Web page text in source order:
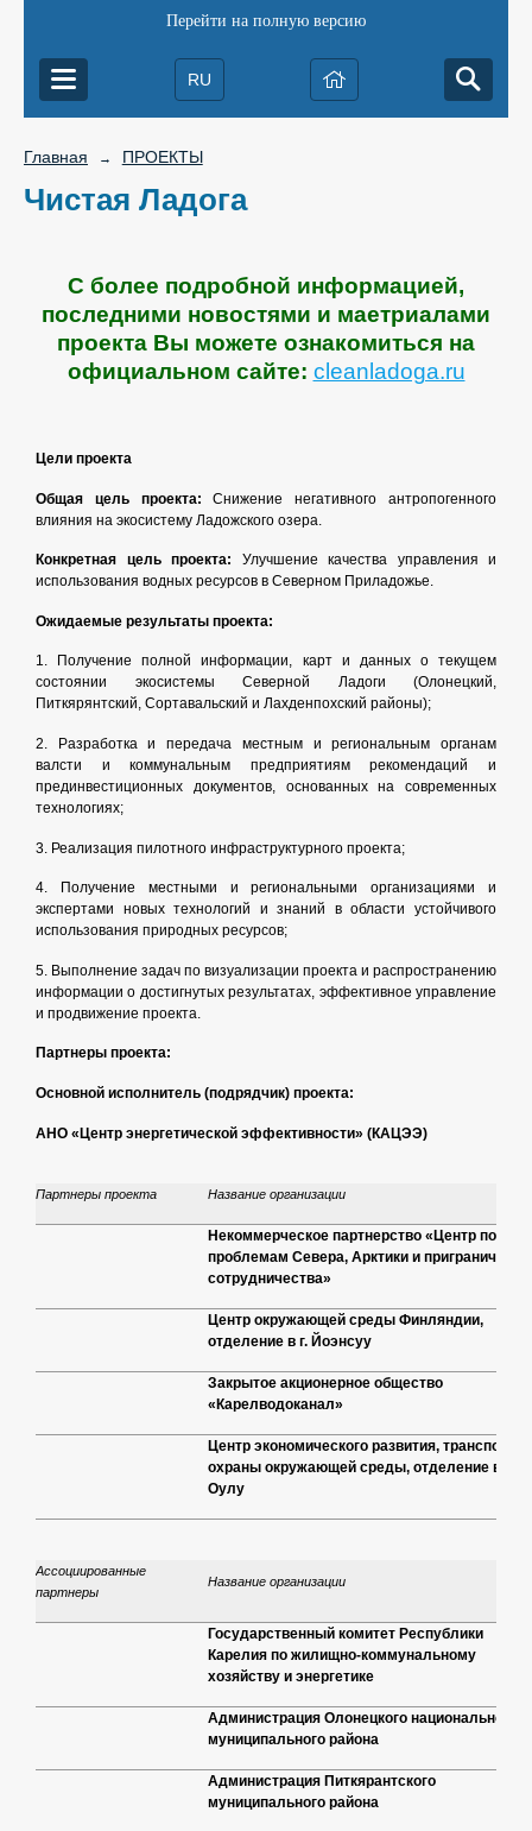
Перейти на полную версию
RU
Главная → ПРОЕКТЫ
Чистая Ладога
С более подробной информацией,
последними новостями и маетриалами
проекта Вы можете ознакомиться на
официальном сайте: cleanladoga.ru
Цели проекта
Общая цель проекта:Снижение негативного антропогенного
влияния на экосистему Ладожского озера.
Конкретная цель проекта: Улучшение качества управления и
использования водных ресурсов в Северном Приладожье.
Ожидаемые результаты проекта:
1. Получение полной информации, карт и данных о текущем
состоянии экосистемы Северной Ладоги (Олонецкий,
Питкярянтский, Сортавальский и Лахденпохский районы);
2. Разработка и передача местным и региональным органам
валсти и коммунальным предприятиям рекомендаций и
прединвестиционных документов, основанных на современных
технологиях;
3. Реализация пилотного инфраструктурного проекта;
4. Получение местными и региональными организациями и
экспертами новых технологий и знаний в области устойчивого
использования природных ресурсов;
5. Выполнение задач по визуализации проекта и распространению
информации о достигнутых результатах, эффективное управление
и продвижение проекта.
Партнеры проекта:
Основной исполнитель (подрядчик) проекта:
АНО «Центр энергетической эффективности» (КАЦЭЭ)
Партнеры проекта Название организации
Некоммерческое партнерство «Центр по
проблемам Севера, Арктики и приграничного
сотрудничества»
Центр окружающей среды Финляндии,
отделение в г. Йоэнсуу
Закрытое акционерное общество
«Карелводоканал»
Центр экономического развития, транспорта
охраны окружающей среды, отделение в г.
Оулу
Ассоциированные
партнеры
Название организации
Государственный комитет Республики
Карелия по жилищно-коммунальному
хозяйству и энергетике
Администрация Олонецкого национального
муниципального района
Администрация Питкярантского
муниципального района